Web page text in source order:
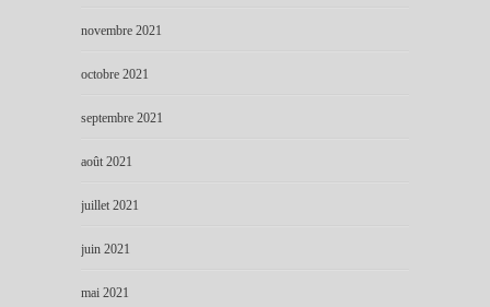
novembre 2021
octobre 2021
septembre 2021
août 2021
juillet 2021
juin 2021
mai 2021